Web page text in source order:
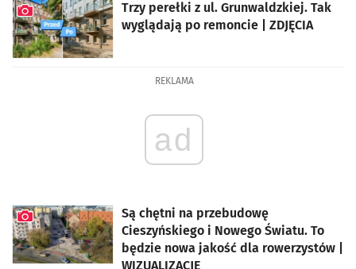
Trzy perełki z ul. Grunwaldzkiej. Tak
wyglądają po remoncie | ZDJĘCIA
REKLAMA
ad
Są chętni na przebudowę
Cieszyńskiego i Nowego Światu. To
będzie nowa jakość dla rowerzystów |
WIZUALIZACJE